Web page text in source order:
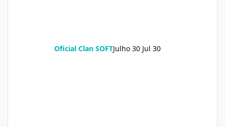
Oficial Clan SOFTJulho 30 Jul 30